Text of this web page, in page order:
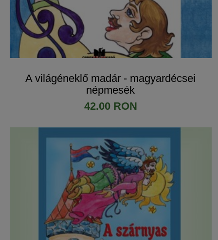
A világéneklő madár - magyardécsei
népmesék
42.00 RON